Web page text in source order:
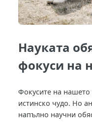
Науката
фокуси на
Фокусите на
истинско чудо. Но
напълно научни